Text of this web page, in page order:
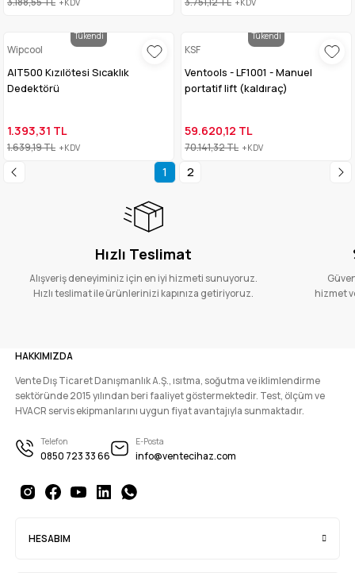
+KDV +KDV
Tükendi
Wipcool
AIT500 Kızılötesi Sıcaklık
Dedektörü
1.393,31 TL
1.639,19 TL +KDV
Tükendi
KSF
Ventools - LF1001 - Manuel
portatif lift (kaldıraç)
59.620,12 TL
70.141,32 TL +KDV
1 2
Hızlı Teslimat
Alışveriş deneyiminiz için en iyi hizmeti sunuyoruz.
Hızlı teslimat ile ürünlerinizi kapınıza getiriyoruz.
hizmet
HAKKIMIZDA
Vente Dış Ticaret Danışmanlık A.Ş., ısıtma, soğutma ve iklimlendirme
sektöründe 2015 yılından beri faaliyet göstermektedir. Test, ölçüm ve
HVACR servis ekipmanlarını uygun fiyat avantajıyla sunmaktadır.
Telefon
0850 723 33 66
E-Posta
info@ventecihaz.com
HESABIM